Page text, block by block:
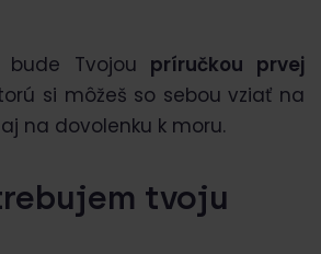
Tvojou príručkou prvej
si môžeš so sebou vziať na
na dovolenku k moru.
tvoju